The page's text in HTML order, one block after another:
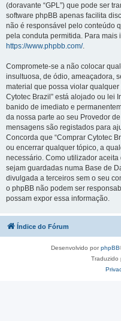
(doravante “GPL”) que pode ser
software phpBB apenas facilita
não é responsável pelo conteúdo
pela conduta permitida. Para mais
https://www.phpbb.com/.
Compromete-se a não colocar
insultuosa, de ódio, ameaçadora,
material que possa violar
Cytotec Brazil” está alojado ou lei
banido de imediato e
da nossa parte ao seu Provedor
mensagens são registados para
Concorda que “Comprar Cytotec
ou encerrar qualquer tópico, a
necessário. Como utilizador
sejam guardadas numa Base de
divulgada a terceiros sem o seu
o phpBB não podem ser
possam expor essa informação.
Índice do Fórum
Desenvolvido porphpBB
Traduzido